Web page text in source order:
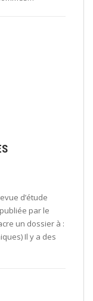
d’étude
par le
un dossier à :
Il y a des